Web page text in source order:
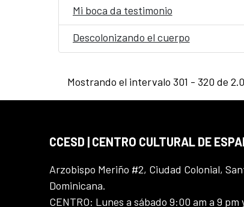
Mi boca da testimonio
Descolonizando el cuerpo
Mostrando el intervalo 301 - 320 de
CCESD | CENTRO CULTURAL DE
Arzobispo Meriño #2, Ciudad Colonial,
Dominicana.
CENTRO: Lunes a sábado 9:00 am a 9